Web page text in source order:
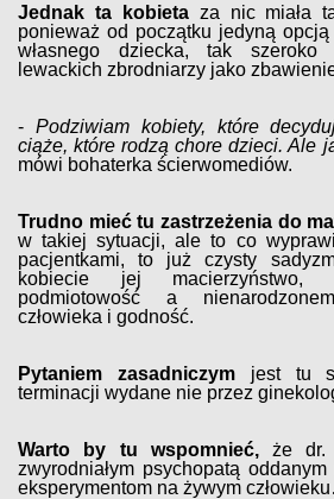
Jednak ta kobietaza nic miała
ponieważ od początku jedyną
własnego dziecka, tak szeroko
lewackich zbrodniarzy jako
- Podziwiam kobiety, które
ciąże, które rodzą chore dzieci. Ale
mówi bohaterka ścierwomediów.
Trudno mieć tu zastrzeżenia do
w takiej sytuacji, ale to co
pacjentkami, to już czysty
kobiecie jej macierzyństwo,
podmiotowość a
człowieka i godność.
Pytaniem zasadniczymjest tu
terminacji wydane nie przez
Warto by tu wspomnieć,że dr.
zwyrodniałym psychopatą
eksperymentom na żywym